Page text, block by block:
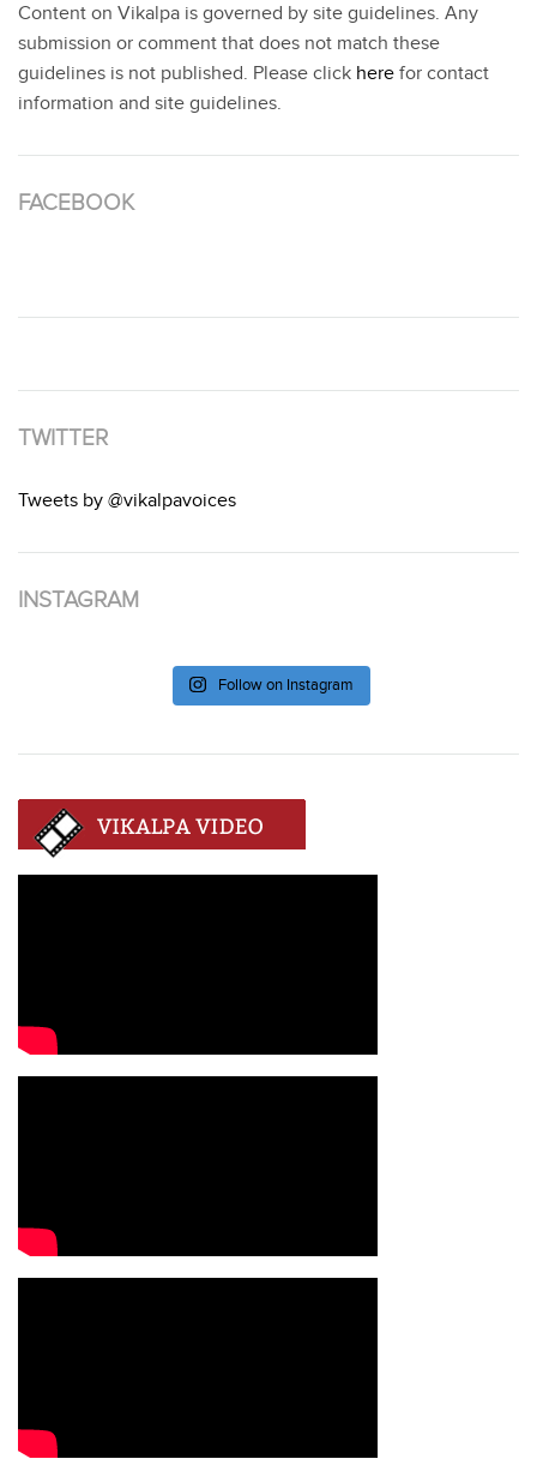
Content on Vikalpa is governed by site guidelines. Any
submission or comment that does not match these
guidelines is not published. Please click here for contact
information and site guidelines.
FACEBOOK
TWITTER
Tweets by @vikalpavoices
INSTAGRAM
Follow on Instagram